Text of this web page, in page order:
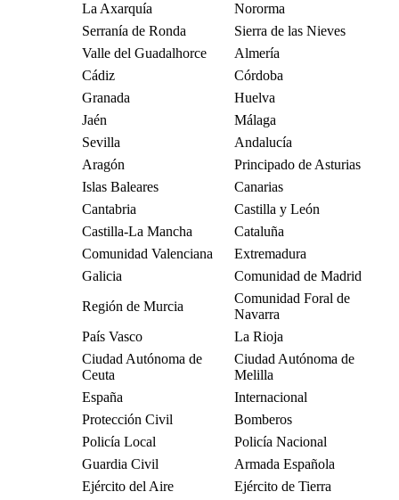
La Axarquía
Nororma
Serranía de Ronda
Sierra de las Nieves
Valle del Guadalhorce
Almería
Cádiz
Córdoba
Granada
Huelva
Jaén
Málaga
Sevilla
Andalucía
Aragón
Principado de Asturias
Islas Baleares
Canarias
Cantabria
Castilla y León
Castilla-La Mancha
Cataluña
Comunidad Valenciana
Extremadura
Galicia
Comunidad de Madrid
Región de Murcia
Comunidad Foral de
Navarra
País Vasco
La Rioja
Ciudad Autónoma de
Ceuta
Ciudad Autónoma de
Melilla
España
Internacional
Protección Civil
Bomberos
Policía Local
Policía Nacional
Guardia Civil
Armada Española
Ejército del Aire
Ejército de Tierra